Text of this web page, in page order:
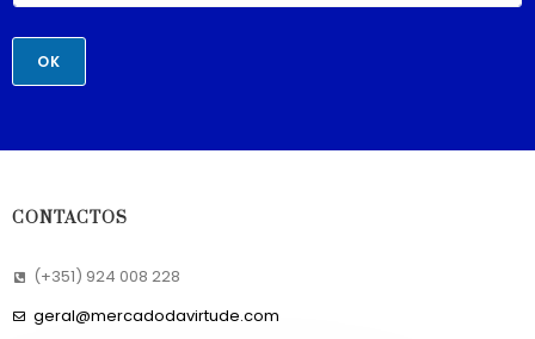
OK
CONTACTOS
(+351) 924 008 228
geral@mercadodavirtude.com